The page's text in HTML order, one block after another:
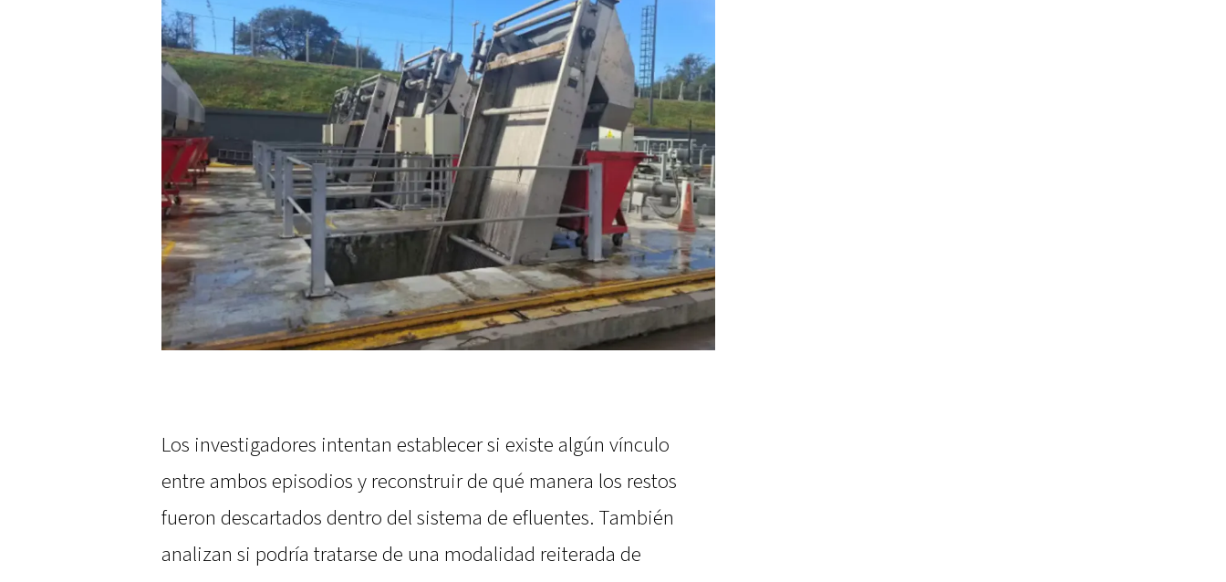
Los investigadores intentan establecer si existe algún vínculo
entre ambos episodios y reconstruir de qué manera los restos
fueron descartados dentro del sistema de efluentes. También
analizan si podría tratarse de una modalidad reiterada de